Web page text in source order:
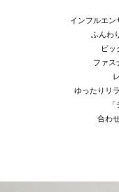
インフルエン
ふんわ
ビッ
ファス
ゆったりリ
合わ